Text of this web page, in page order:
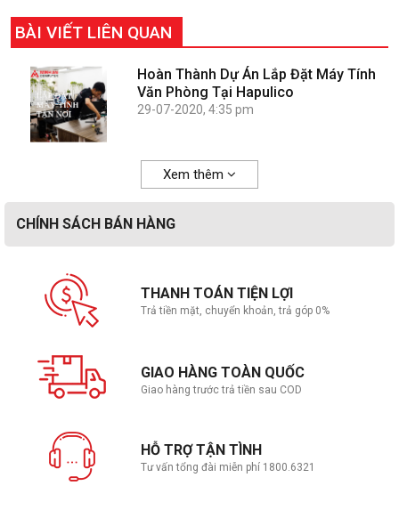
BÀI VIẾT LIÊN QUAN
Hoàn Thành Dự Án Lắp Đặt Máy Tính
Văn Phòng Tại Hapulico
29-07-2020, 4:35 pm
Xem thêm
CHÍNH SÁCH BÁN HÀNG
THANH TOÁN TIỆN LỢI
Trả tiền mặt, chuyển khoản, trả góp 0%
GIAO HÀNG TOÀN QUỐC
Giao hàng trước trả tiền sau COD
HỖ TRỢ TẬN TÌNH
Tư vấn tổng đài miễn phí 1800.6321